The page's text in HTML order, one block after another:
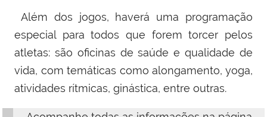
Além dos jogos, haverá uma programação
especial para todos que forem torcer pelos
atletas: são oficinas de saúde e qualidade de
vida, com temáticas como alongamento, yoga,
atividades rítmicas, ginástica, entre outras.